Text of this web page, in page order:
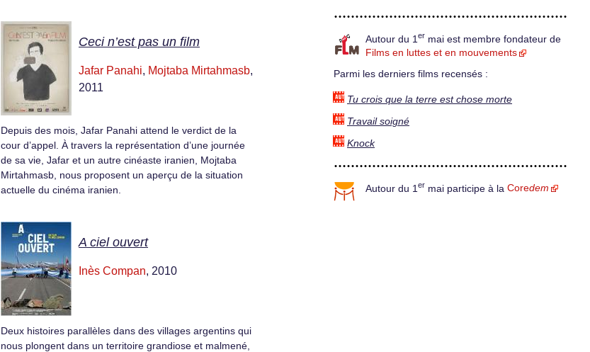
Ceci n’est pas un film
Jafar Panahi, Mojtaba Mirtahmasb,
2011
Depuis des mois, Jafar Panahi attend le verdict de la
cour d’appel. À travers la représentation d’une journée
de sa vie, Jafar et un autre cinéaste iranien, Mojtaba
Mirtahmasb, nous proposent un aperçu de la situation
actuelle du cinéma iranien.
A ciel ouvert
Inès Compan, 2010
Deux histoires parallèles dans des villages argentins qui
nous plongent dans un territoire grandiose et malmené,
Autour du 1 er mai est membre fondateur de
Films en luttes et en mouvements
Parmi les derniers films recensés :
Tu crois que la terre est chose morte
Travail soigné
Knock
Autour du 1 er mai participe à la Coredem